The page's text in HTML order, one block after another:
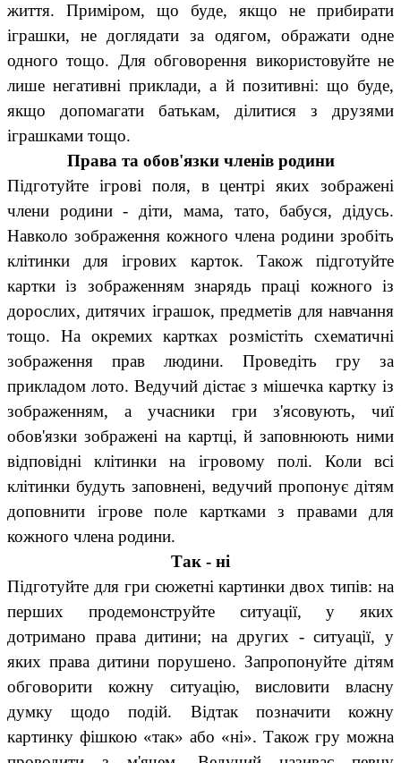
життя. Приміром, що буде, якщо не прибирати
іграшки, не доглядати за одягом, ображати одне
одного тощо. Для обговорення використовуйте не
лише негативні приклади, а й позитивні: що буде,
якщо допомагати батькам, ділитися з друзями
іграшками тощо.
Права та обов'язки членів родини
Підготуйте ігрові поля, в центрі яких зображені
члени родини - діти, мама, тато, бабуся, дідусь.
Навколо зображення кожного члена родини зробіть
клітинки для ігрових карток. Також підготуйте
картки із зображенням знарядь праці кожного із
дорослих, дитячих іграшок, предметів для навчання
тощо. На окремих картках розмістіть схематичні
зображення прав людини. Проведіть гру за
прикладом лото. Ведучий дістає з мішечка картку із
зображенням, а учасники гри з'ясовують, чиї
обов'язки зображені на картці, й заповнюють ними
відповідні клітинки на ігровому полі. Коли всі
клітинки будуть заповнені, ведучий пропонує дітям
доповнити ігрове поле картками з правами для
кожного члена родини.
Так - ні
Підготуйте для гри сюжетні картинки двох типів: на
перших продемонструйте ситуації, у яких
дотримано права дитини; на других - ситуації, у
яких права дитини порушено. Запропонуйте дітям
обговорити кожну ситуацію, висловити власну
думку щодо подій. Відтак позначити кожну
картинку фішкою «так» або «ні». Також гру можна